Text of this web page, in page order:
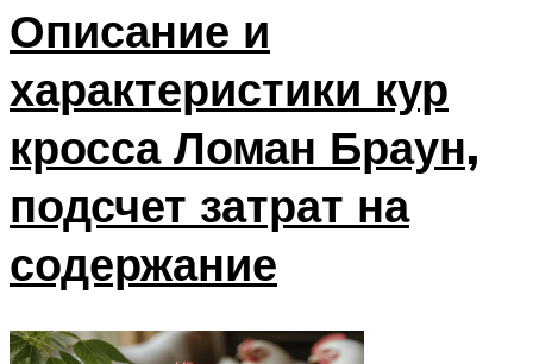
Описание и
характеристики кур
кросса Ломан Браун,
подсчет затрат на
содержание